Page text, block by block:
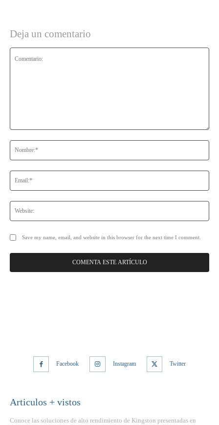
Deja un comentario
Save my name, email, and website in this browser for the next time I comment.
Facebook Instagram Twitter
Articulos + vistos
Conoce las soluciones de alto rendimiento de Kingston presentadas en